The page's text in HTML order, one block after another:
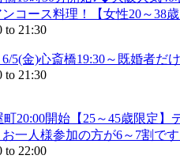
コース料理！【女性20～38
to 21:30
6/5(金)心斎橋19:30～既婚者
to 21:30
町20:00開始【25～45歳限定
一人様参加の方が6～7割で
to 22:00